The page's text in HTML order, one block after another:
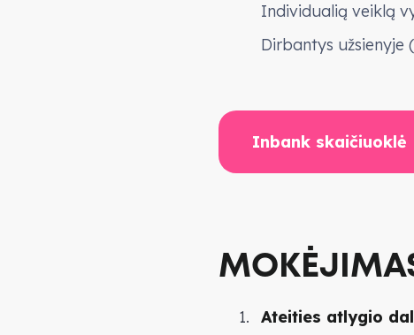
Individualią veiklą
Dirbantys
Inbank skaičiuoklė
Ateities atlygio